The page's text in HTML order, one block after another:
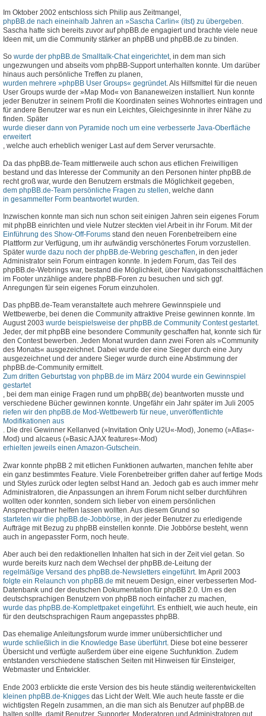
Im Oktober 2002 entschloss sich Philip aus Zeitmangel,
phpBB.de nach eineinhalb Jahren an »Sascha Carlin« (itst) zu übergeben
Sascha hatte sich bereits zuvor auf phpBB.de engagiert und brachte viele neue
Ideen mit, um die Community stärker an phpBB und phpBB.de zu binden.
So wurde der phpBB.de Smalltalk-Chat eingerichtet, in dem man sich
ungezwungen und abseits vom phpBB-Support unterhalten konnte. Um darüber
hinaus auch persönliche Treffen zu planen,
wurden mehrere »phpBB User Groups« gegründet. Als Hilfsmittel für die neuen
User Groups wurde der »Map Mod« von Bananeweizen installiert. Nun konnte
jeder Benutzer in seinem Profil die Koordinaten seines Wohnortes eintragen und
für andere Benutzer war es nun ein Leichtes, Gleichgesinnte in ihrer Nähe zu
finden. Später
wurde dieser dann von Pyramide noch um eine verbesserte Java-Oberfläche
erweitert
, welche auch erheblich weniger Last auf dem Server verursachte.
Da das phpBB.de-Team mittlerweile auch schon aus etlichen Freiwilligen
bestand und das Interesse der Community an den Personen hinter phpBB.de
recht groß war, wurde den Benutzern erstmals die Möglichkeit gegeben,
dem phpBB.de-Team persönliche Fragen zu stellen , welche dann
in gesammelter Form beantwortet wurden
Inzwischen konnte man sich nun schon seit einigen Jahren sein eigenes Forum
mit phpBB einrichten und viele Nutzer steckten viel Arbeit in ihr Forum. Mit der
Einführung des Show-Off-Forums stand den neuen Forenbetreibern eine
Plattform zur Verfügung, um ihr aufwändig verschönertes Forum vorzustellen.
Später wurde dazu noch der phpBB.de-Webring geschaffen, in den jeder
Administrator sein Forum eintragen konnte. In jedem Forum, das Teil des
phpBB.de-Webrings war, bestand die Möglichkeit, über Navigationsschaltflächen
im Footer unzählige andere phpBB-Foren zu besuchen und sich ggf.
Anregungen für sein eigenes Forum einzuholen.
Das phpBB.de-Team veranstaltete auch mehrere Gewinnspiele und
Wettbewerbe, bei denen die Community attraktive Preise gewinnen konnte. Im
August 2003 wurde beispielsweise der phpBB.de Community Contest gestartet.
Jeder, der mit phpBB eine besondere Community geschaffen hat, konnte sich für
den Contest bewerben. Jeden Monat wurden dann zwei Foren als »Community
des Monats« ausgezeichnet. Dabei wurde der eine Sieger durch eine Jury
ausgezeichnet und der andere Sieger wurde durch eine Abstimmung der
phpBB.de-Community ermittelt.
Zum dritten Geburtstag von phpBB.de im März 2004 wurde ein Gewinnspiel
gestartet
, bei dem man einige Fragen rund um phpBB(.de) beantworten musste und
verschiedene Bücher gewinnen konnte. Ungefähr ein Jahr später im Juli 2005
riefen wir den phpBB.de Mod-Wettbewerb für neue, unveröffentlichte
Modifikationen aus
. Die drei Gewinner Kellanved (»Invitation Only U2U«-Mod), Jonemo (»Atlas«-
Mod) und alcaeus (»Basic AJAX features«-Mod)
erhielten jeweils einen Amazon-Gutschein.
Zwar konnte phpBB 2 mit etlichen Funktionen aufwarten, manchen fehlte aber
ein ganz bestimmtes Feature. Viele Forenbetreiber griffen daher auf fertige Mods
und Styles zurück oder legten selbst Hand an. Jedoch gab es auch immer mehr
Administratoren, die Anpassungen an ihrem Forum nicht selber durchführen
wollten oder konnten, sondern sich lieber von einem persönlichen
Ansprechpartner helfen lassen wollten. Aus diesem Grund so
starteten wir die phpBB.de-Jobbörse , in der jeder Benutzer zu erledigende
Aufträge mit Bezug zu phpBB einstellen konnte. Die Jobbörse besteht, wenn
auch in angepasster Form, noch heute.
Aber auch bei den redaktionellen Inhalten hat sich in der Zeit viel getan. So
wurde bereits kurz nach dem Wechsel der phpBB.de-Leitung der
regelmäßige Versand des phpBB.de-Newsletters eingeführt. Im April 2003
folgte ein Relaunch von phpBB.de mit neuem Design, einer verbesserten Mod-
Datenbank und der deutschen Dokumentation für phpBB 2.0. Um es den
deutschsprachigen Benutzern von phpBB noch einfacher zu machen,
wurde das phpBB.de-Komplettpaket eingeführt. Es enthielt, wie auch heute, ein
für den deutschsprachigen Raum angepasstes phpBB.
Das ehemalige Anleitungsforum wurde immer unübersichtlicher und
wurde schließlich in die Knowledge Base überführt. Diese bot eine besserer
Übersicht und verfügte außerdem über eine eigene Suchfunktion. Zudem
entstanden verschiedene statischen Seiten mit Hinweisen für Einsteiger,
Webmaster und Entwickler.
Ende 2003 erblickte die erste Version des bis heute ständig weiterentwickelten
kleinen phpBB.de-Knigges das Licht der Welt. Wie auch heute fasste er die
wichtigsten Regeln zusammen, an die man sich als Benutzer auf phpBB.de
halten sollte, damit Benutzer, Supporter, Moderatoren und Administratoren gut